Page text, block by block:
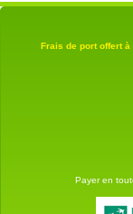
Frais de port offert à
Payer en